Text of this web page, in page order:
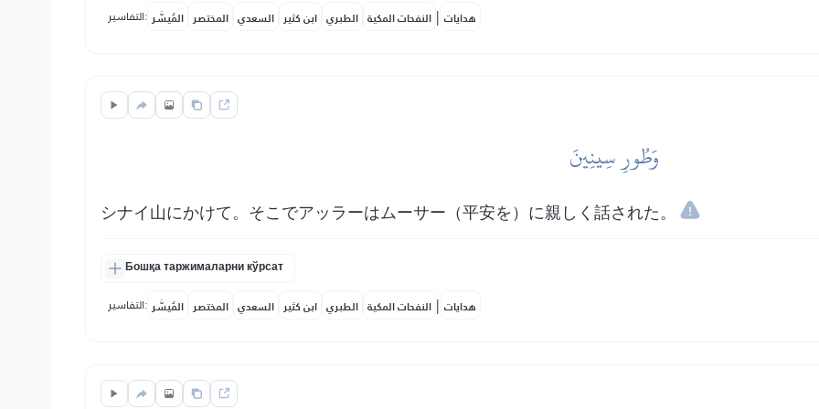
التفاسير: المُيسَّر المختصر السعدي ابن كثير الطبري النفحات المكية | هدايات
وَطُورِ سِينِينَ
シナイ山にかけて。そこでアッラーはムーサー（平安を）に親しく話された。
Бошқа таржималарни кўрсат
التفاسير: المُيسَّر المختصر السعدي ابن كثير الطبري النفحات المكية | هدايات